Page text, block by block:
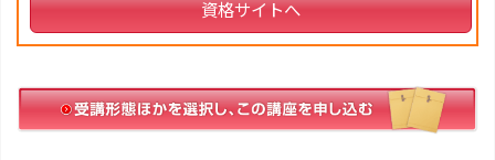
資格サイトへ